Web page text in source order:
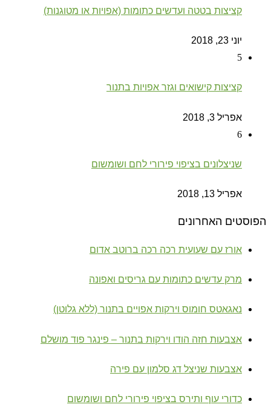
קציצות בטטה ועדשים כתומות (אפויות או מטוגנות)
יוני 23, 2018
5
קציצות קישואים וגזר אפויות בתנור
אפריל 3, 2018
6
שניצלונים בציפוי פירורי לחם ושומשום
אפריל 13, 2018
הפוסטים האחרונים
אורז עם שעועית רכה רכה ברוטב אדום
מרק עדשים כתומות עם גריסים ואפונה
נאגאטס חומוס וירקות אפויים בתנור (ללא גלוטן)
אצבעות חזה הודו וירקות בתנור – פינגר פוד מושלם
אצבעות שניצל דג סלמון עם פירה
כדורי עוף ותירס בציפוי פירורי לחם ושומשום